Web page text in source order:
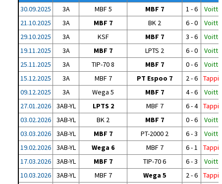
30.09.2025 3A MBF 5 MBF 7 1 - 6
Voitto
21.10.2025
3A MBF 7 BK 2 6 - 0
Voitto
29.10.2025
3A KSF MBF 7 3 - 6
Voitto
19.11.2025
3A MBF 7 LPTS 2 6 - 0
Voitto
25.11.2025
3A TIP-70 8 MBF 7 0 - 6
Voitto
15.12.2025
3A MBF 7 PT Espoo 7 2 - 6
09.12.2025
3A Wega 5 MBF 7 4 - 6
Voitto
27.01.2026
3AB-YL LPTS 2 MBF 7 6 - 4
03.02.2026
3AB-YL BK 2 MBF 7 0 - 6
Voitto
03.03.2026
3AB-YL MBF 7 PT-2000 2 6 - 3
Voitto
19.02.2026
3AB-YL Wega 6 MBF 7 6 - 1
17.03.2026
3AB-YL MBF 7 TIP-70 6 6 - 3
Voitto
10.03.2026
3AB-YL MBF 7 Wega 5 2 - 6